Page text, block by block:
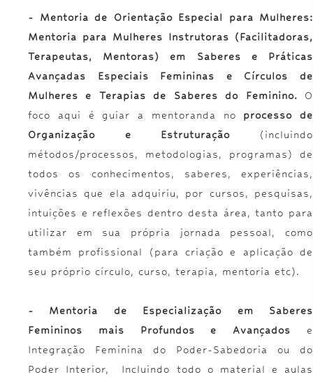
- Mentoria de Orientação Especial para Mulheres:
Mentoria para Mulheres Instrutoras (Facilitadoras,
Terapeutas, Mentoras) em Saberes e Práticas
Avançadas Especiais Femininas e Círculos de
Mulheres e Terapias de Saberes do Feminino. O
foco aqui é guiar a mentoranda no processo de
Organização e Estruturação (incluindo
métodos/processos, metodologias, programas) de
todos os conhecimentos, saberes, experiências,
vivências que ela adquiriu, por cursos, pesquisas,
intuições e reflexões dentro desta área, tanto para
utilizar em sua própria jornada pessoal, como
também profissional (para criação e aplicação de
seu próprio círculo, curso, terapia, mentoria etc).
- Mentoria de Especialização em Saberes
Femininos mais Profundos e Avançados e
Integração Feminina do Poder-Sabedoria ou do
Poder Interior, Incluindo todo o material e aulas